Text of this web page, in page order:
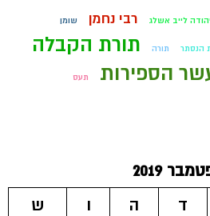
לייב אשלג רבי נחמן שומן
הנסתר תורה תורת הקבלה
הספירות תעס
2019
ד ה ו
ש